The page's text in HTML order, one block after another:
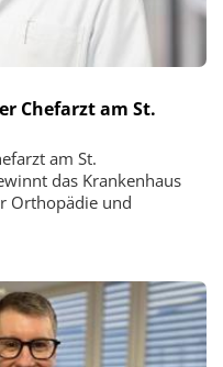
Chefarzt am St.
am St.
das Krankenhaus
Orthopädie und